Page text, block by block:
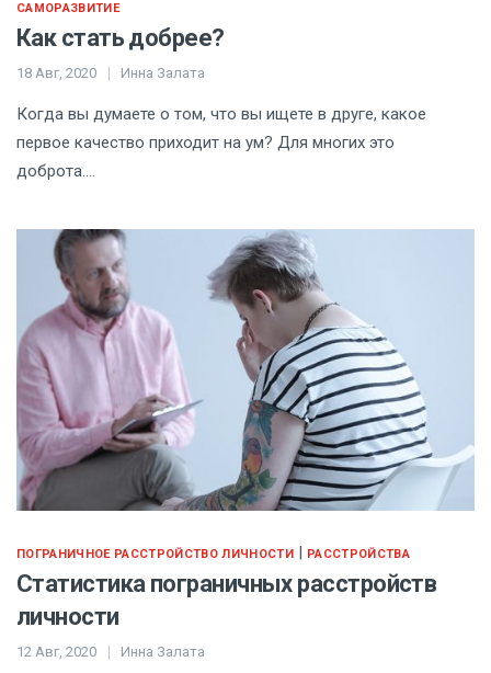
САМОРАЗВИТИЕ
Как стать добрее?
18 Авг, 2020 Инна Залата
Когда вы думаете о том, что вы ищете в друге, какое
первое качество приходит на ум? Для многих это
доброта….
ПОГРАНИЧНОЕ РАССТРОЙСТВО ЛИЧНОСТИ РАССТРОЙСТВА
Статистика пограничных расстройств
личности
12 Авг, 2020 Инна Залата